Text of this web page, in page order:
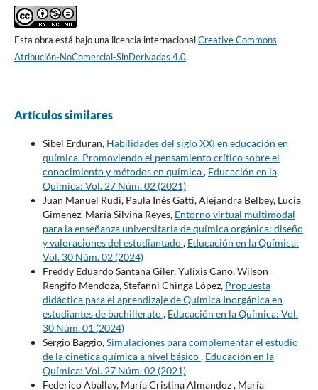
Esta obra está bajo una licencia internacionalCreative Commons
Atribución-NoComercial-SinDerivadas 4.0.
Artículos similares
Sibel Erduran, Habilidades del siglo XXI en educación en
química. Promoviendo el pensamiento crítico sobre el
conocimiento y métodos en química, Educación en la
Química: Vol. 27 Núm. 02 (2021)
Juan Manuel Rudi, Paula Inés Gatti, Alejandra Belbey, Lucía
Gimenez, María Silvina Reyes, Entorno virtual multimodal
para la enseñanza universitaria de química orgánica: diseño
y valoraciones del estudiantado, Educación en la Química:
Vol. 30 Núm. 02 (2024)
Freddy Eduardo Santana Giler, Yulixis Cano, Wilson
Rengifo Mendoza, Stefanni Chinga López, Propuesta
didáctica para el aprendizaje de Química Inorgánica en
estudiantes de bachillerato, Educación en la Química: Vol.
30 Núm. 01 (2024)
Sergio Baggio,Simulaciones para complementar el estudio
de la cinética química a nivel básico, Educación en la
Química: Vol. 27 Núm. 02 (2021)
Federico Aballay, María Cristina Almandoz , María